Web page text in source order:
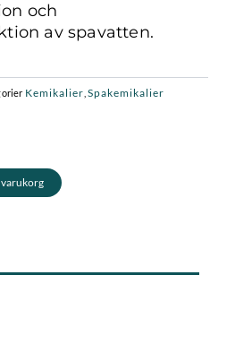
och
av spavatten.
Kemikalier ,Spakemikalier
varukorg